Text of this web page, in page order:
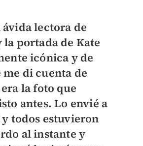
ávida lectora de
la portada de Kate
icónica y de
di cuenta de
era la foto que
antes. Lo envié a
todos estuvieron
al instante y